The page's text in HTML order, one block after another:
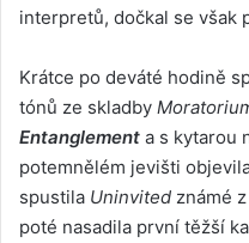
interpretů, dočkal se však
Krátce po deváté hodině
tónů ze skladby
Entanglement a s kytarou
potemnělém jevišti
spustila Uninvited známé
poté nasadila první těžší